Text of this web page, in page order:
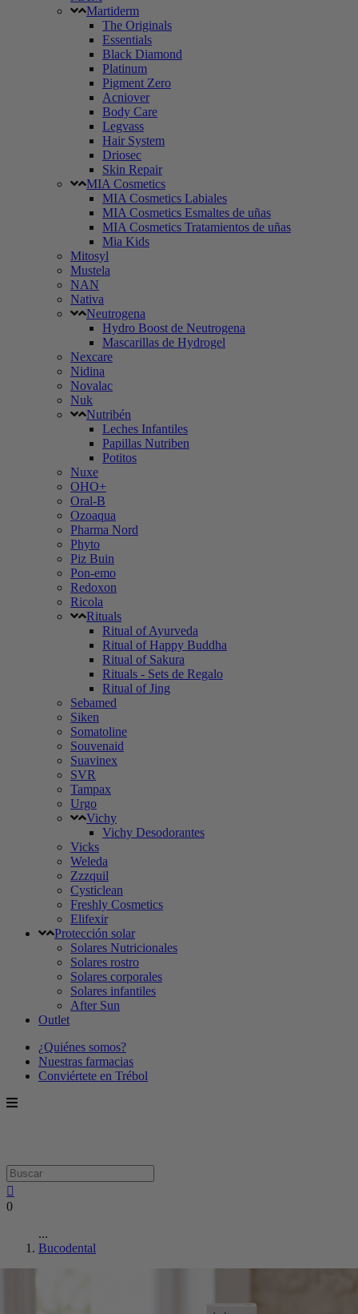
Martiderm
The Originals
Essentials
Black Diamond
Platinum
Pigment Zero
Acniover
Body Care
Legvass
Hair System
Driosec
Skin Repair
MIA Cosmetics
MIA Cosmetics Labiales
MIA Cosmetics Esmaltes de uñas
MIA Cosmetics Tratamientos de uñas
Mia Kids
Mitosyl
Mustela
NAN
Nativa
Neutrogena
Hydro Boost de Neutrogena
Mascarillas de Hydrogel
Nexcare
Nidina
Novalac
Nuk
Nutribén
Leches Infantiles
Papillas Nutriben
Potitos
Nuxe
OHO+
Oral-B
Ozoaqua
Pharma Nord
Phyto
Piz Buin
Pon-emo
Redoxon
Ricola
Rituals
Ritual of Ayurveda
Ritual of Happy Buddha
Ritual of Sakura
Rituals - Sets de Regalo
Ritual of Jing
Sebamed
Siken
Somatoline
Souvenaid
Suavinex
SVR
Tampax
Urgo
Vichy
Vichy Desodorantes
Vicks
Weleda
Zzzquil
Cysticlean
Freshly Cosmetics
Elifexir
Protección solar
Solares Nutricionales
Solares rostro
Solares corporales
Solares infantiles
After Sun
Outlet
¿Quiénes somos?
Nuestras farmacias
Conviértete en Trébol
0
...
Bucodental